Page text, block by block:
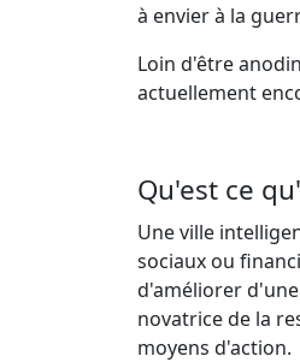
à envier à la
Loin d'être
actuellement
Qu'est ce
Une ville
sociaux ou
d'améliorer
novatrice de la
moyens d'action.